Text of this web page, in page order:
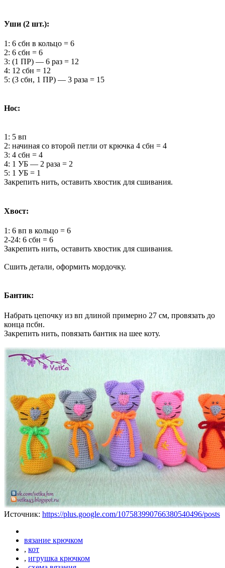
Уши (2 шт.):
1: 6 сбн в кольцо = 6
2: 6 сбн = 6
3: (1 ПР) — 6 раз = 12
4: 12 сбн = 12
5: (3 сбн, 1 ПР) — 3 раза = 15
Нос:
1: 5 вп
2: начиная со второй петли от крючка 4 сбн = 4
3: 4 сбн = 4
4: 1 УБ — 2 раза = 2
5: 1 УБ = 1
Закрепить нить, оставить хвостик для сшивания.
Хвост:
1: 6 вп в кольцо = 6
2-24: 6 сбн = 6
Закрепить нить, оставить хвостик для сшивания.
Сшить детали, оформить мордочку.
Бантик:
Набрать цепочку из вп длиной примерно 27 см, провязать до
конца псбн.
Закрепить нить, повязать бантик на шее коту.
Источник: https://plus.google.com/107583990766380540496/posts
вязание крючком
, кот
, игрушка крючком